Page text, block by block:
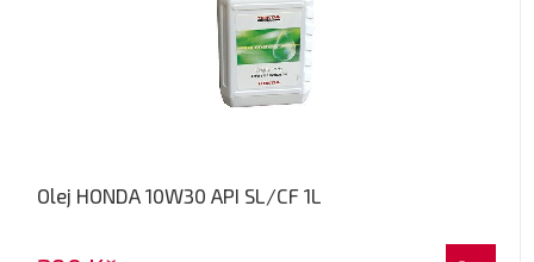
Olej HONDA 10W30 API SL/CF 1L